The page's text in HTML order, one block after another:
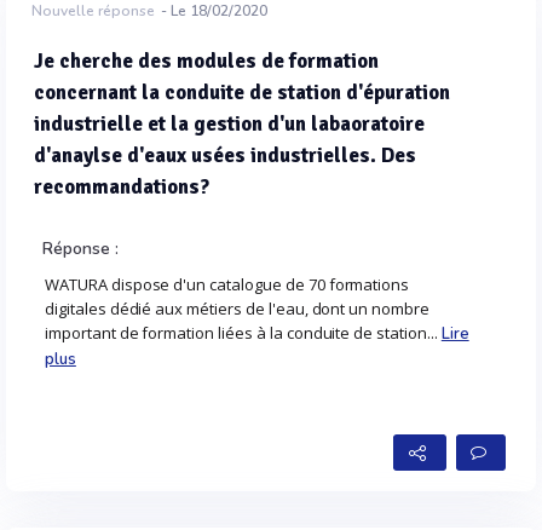
Nouvelle réponse - Le 18/02/2020
Je cherche des modules de formation
concernant la conduite de station d'épuration
industrielle et la gestion d'un labaoratoire
d'anaylse d'eaux usées industrielles. Des
recommandations?
Réponse :
WATURA dispose d'un catalogue de 70 formations
digitales dédié aux métiers de l'eau, dont un nombre
important de formation liées à la conduite de station... Lire
plus